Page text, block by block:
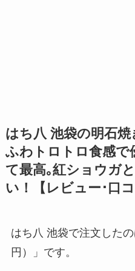
はち八 池袋の明石
ふわトロトロ食感で
て最高｡紅ショウガ
い！【レビュー･口コ
はち八 池袋で注文した
円）」です。